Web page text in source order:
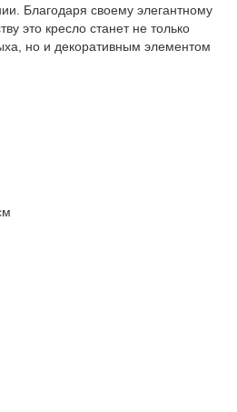
Благодаря своему элегантному
это кресло станет не только
но и декоративным элементом